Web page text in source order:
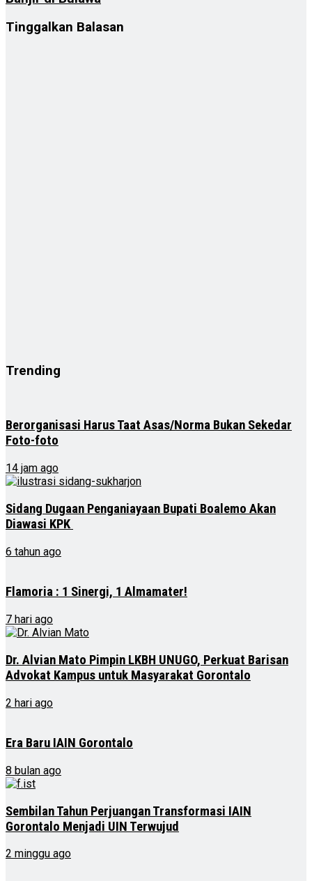
Tinggalkan Balasan
Trending
Berorganisasi Harus Taat Asas/Norma Bukan Sekedar
Foto-foto
14 jam ago
Sidang Dugaan Penganiayaan Bupati Boalemo Akan
Diawasi KPK
6 tahun ago
Flamoria : 1 Sinergi, 1 Almamater!
7 hari ago
Dr. Alvian Mato Pimpin LKBH UNUGO, Perkuat Barisan
Advokat Kampus untuk Masyarakat Gorontalo
2 hari ago
Era Baru IAIN Gorontalo
8 bulan ago
Sembilan Tahun Perjuangan Transformasi IAIN
Gorontalo Menjadi UIN Terwujud
2 minggu ago